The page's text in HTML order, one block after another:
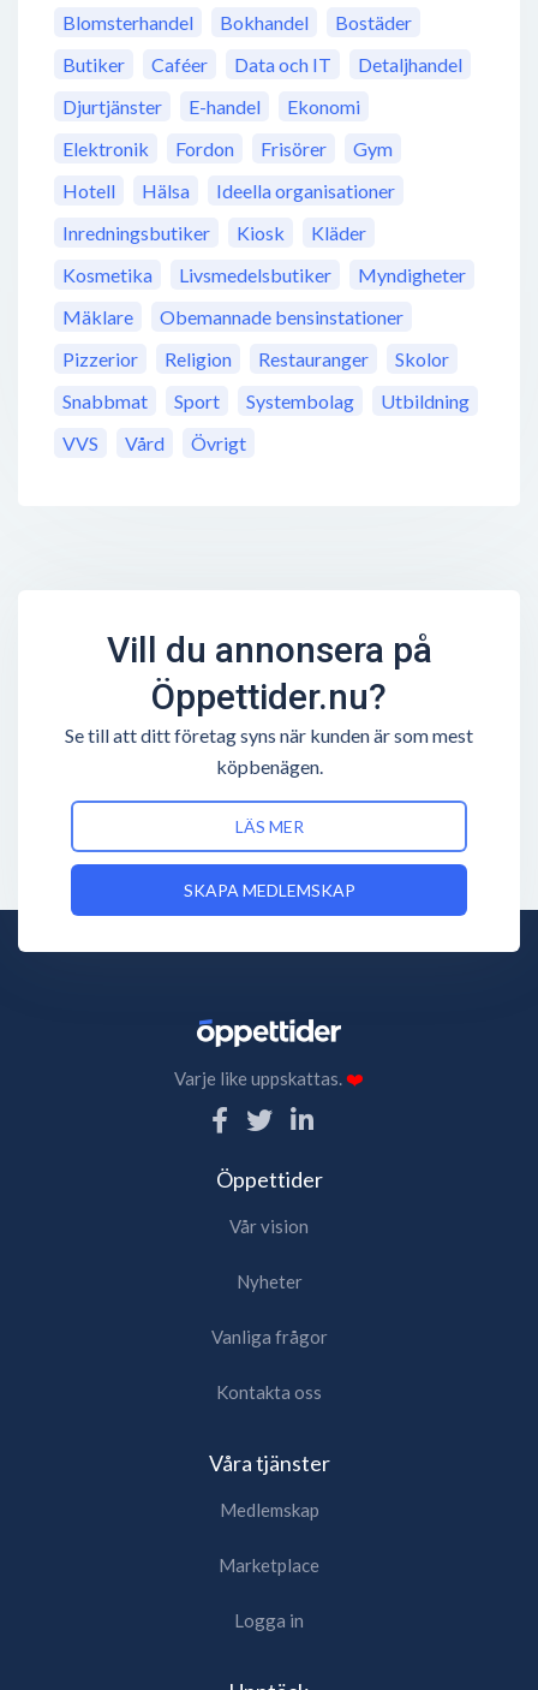
Blomsterhandel
Bokhandel
Bostäder
Butiker
Caféer Data och IT
Detaljhandel
Djurtjänster
E-handel
Ekonomi
Elektronik
Fordon Frisörer
Gym
Hotell
Hälsa
Ideella organisationer
Inredningsbutiker
Kiosk
Kläder
Kosmetika
Livsmedelsbutiker
Myndigheter
Mäklare
Obemannade bensinstationer
Pizzerior
Religion Restauranger
Skolor
Snabbmat
Sport Systembolag
Utbildning
VVS
Vård Övrigt
Vill du annonsera på
Öppettider.nu?
Se till att ditt företag syns när kunden är som mest
köpbenägen.
LÄS MER
SKAPA MEDLEMSKAP
Varje like uppskattas.❤️
Öppettider
Vår vision
Nyheter
Vanliga frågor
Kontakta oss
Våra tjänster
Medlemskap
Marketplace
Logga in